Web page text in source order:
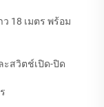
18 เมตร พร้อม
ะสวิตช์เปิด-ปิด